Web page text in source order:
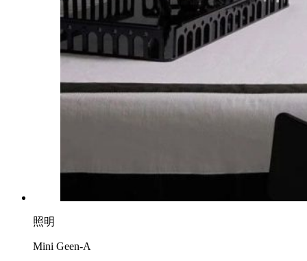
照明
Mini Geen-A